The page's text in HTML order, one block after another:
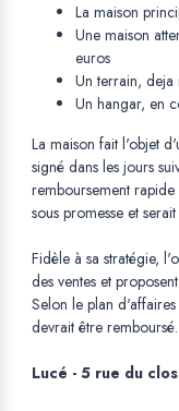
La maison
Une maison
euros
Un terrain,
Un hangar, en
La maison fait l'objet
signé dans les jours
remboursement
sous promesse et
Fidèle à sa stratégie,
des ventes et
Selon le plan
devrait être remboursé.
Lucé - 5 rue du